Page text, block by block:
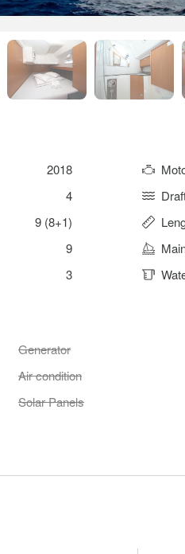
2018
4
9 (8+1)
9
3
Generator
Air condition
Solar Panels